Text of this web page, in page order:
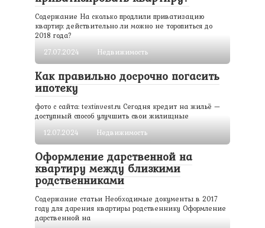
Содержание На сколько продлили приватизацию
квартир: действительно ли можно не торопиться до
2018 года?
27.07.2024
Недвижимость
Как правильно досрочно погасить
ипотеку
фото с сайта: textinvest.ru Сегодня кредит на жильё —
доступный способ улучшить свои жилищные
12.07.2024
Недвижимость
Оформление дарственной на
квартиру между близкими
родственниками
Содержание статьи Необходимые документы в 2017
году для дарения квартиры родственнику Оформление
дарственной на